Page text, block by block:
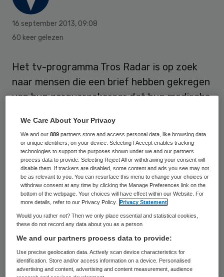
16 september 2013, 09:08
60 keer gelezen
Het tv-programma Tros Radar is op zoek
naar mensen die een brief hebben gekregen
van hun zorgverzekeraar dat hun medische
hun apotheek. De verzekeraar geeft daarbij
als reden dat de apotheek niet beschikt
over een keurmerk van de Stichting
Erkenningsregeling voor leveranciers van
Medische Hulpmiddelen (SEMH).
Sommige zorgverzekeraars hebben dit
keurmerk van de hulpmiddelenbranche
sinds dit jaar verplicht gesteld voor
apothekers die incontinentie-, diabetes-,
stoma- en verbandmiddelen leveren. Radar
We Care About Your Privacy
We and our889 partners store and access personal data, like browsing data
or unique identifiers, on your device. Selecting I Accept enables tracking
technologies to support the purposes shown under we and our partners
process data to provide. Selecting Reject All or withdrawing your consent will
disable them. If trackers are disabled, some content and ads you see may not
be as relevant to you. You can resurface this menu to change your choices or
withdraw consent at any time by clicking the Manage Preferences link on the
bottom of the webpage. Your choices will have effect within our Website. For
more details, refer to our Privacy Policy.
Privacy Statement
Would you rather not? Then we only place essential and statistical cookies,
these do not record any data about you as a person
We and our partners process data to provide:
Use precise geolocation data. Actively scan device characteristics for
identification. Store and/or access information on a device. Personalised
advertising and content, advertising and content measurement, audience